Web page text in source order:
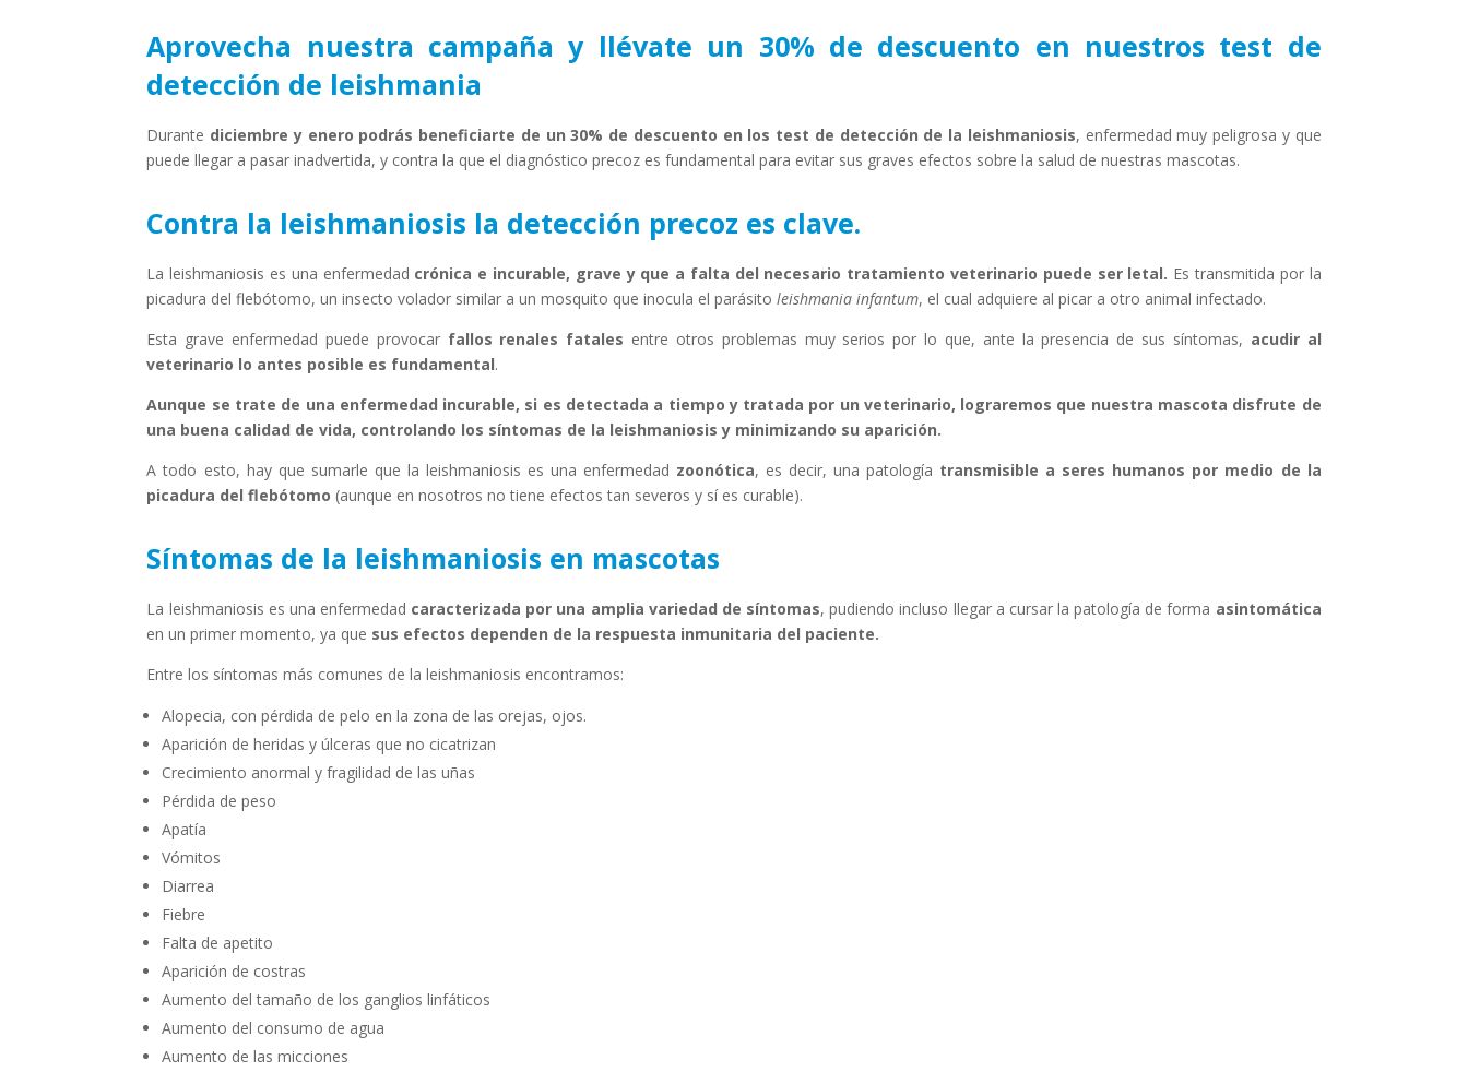
Aprovecha nuestra campaña y llévate un 30% de descuento en nuestros test de
detección de leishmania
Durante diciembre y enero podrás beneficiarte de un 30% de descuento en los test de detección de la leishmaniosis, enfermedad muy peligrosa y que
puede llegar a pasar inadvertida, y contra la que el diagnóstico precoz es fundamental para evitar sus graves efectos sobre la salud de nuestras mascotas.
Contra la leishmaniosis la detección precoz es clave.
La leishmaniosis es una enfermedad crónica e incurable, grave y que a falta del necesario tratamiento veterinario puede ser letal. Es transmitida por la
picadura del flebótomo, un insecto volador similar a un mosquito que inocula el parásitoleishmania infantum, el cual adquiere al picar a otro animal infectado.
Esta grave enfermedad puede provocar fallos renales fatales entre otros problemas muy serios por lo que, ante la presencia de sus síntomas, acudir al
veterinario lo antes posible es fundamental.
Aunque se trate de una enfermedad incurable, si es detectada a tiempo y tratada por un veterinario, lograremos que nuestra mascota disfrute de
una buena calidad de vida, controlando los síntomas de la leishmaniosis y minimizando su aparición.
A todo esto, hay que sumarle que la leishmaniosis es una enfermedad zoonótica, es decir, una patología transmisible a seres humanos por medio de la
picadura del flebótomo (aunque en nosotros no tiene efectos tan severos y sí es curable).
Síntomas de la leishmaniosis en mascotas
La leishmaniosis es una enfermedad caracterizada por una amplia variedad de síntomas, pudiendo incluso llegar a cursar la patología de forma asintomática
en un primer momento, ya que sus efectos dependen de la respuesta inmunitaria del paciente.
Entre los síntomas más comunes de la leishmaniosis encontramos:
Alopecia, con pérdida de pelo en la zona de las orejas, ojos.
Aparición de heridas y úlceras que no cicatrizan
Crecimiento anormal y fragilidad de las uñas
Pérdida de peso
Apatía
Vómitos
Diarrea
Fiebre
Falta de apetito
Aparición de costras
Aumento del tamaño de los ganglios linfáticos
Aumento del consumo de agua
Aumento de las micciones